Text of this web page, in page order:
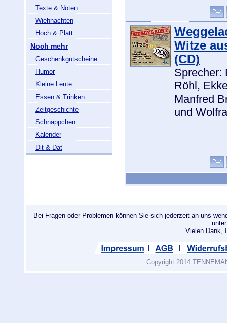
Texte & Noten
Wiehnachten
Hoch & Platt
Noch mehr
Geschenkgutscheine
Humor
Kleine Leute
Essen & Trinken
Zeitgeschichte
Schnäppchen
Kalender
Dit & Dat
Witze
(CD)
Sprecher:
Röhl,
Manfred
und
Bei Fragen oder Problemen können Sie sich jederzeit an uns
Vielen Dank,
Copyright 2014